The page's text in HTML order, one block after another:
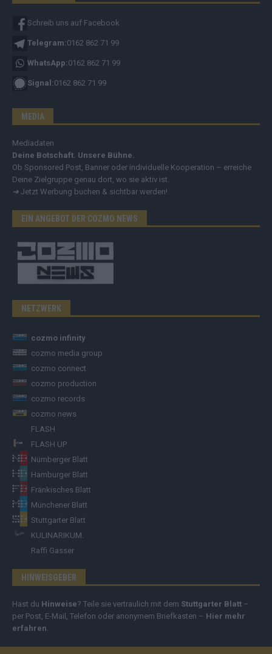
Schreib uns auf Facebook
Telegram:0162 862 71 99
WhatsApp:0162 862 71 99
Signal:0162 862 71 99
MEDIA
Mediadaten
Deine Botschaft. Unsere Bühne.
Ob Sponsored Post, Banner oder individuelle Kooperation – erreiche
Deine Zielgruppe genau dort, wo sie aktiv ist.
➔ Jetzt Werbung buchen & sichtbar werden!
EIN ANGEBOT DER COZMO NEWS
NETZWERK
cozmo infinity
cozmo media group
cozmo connect
cozmo production
cozmo records
cozmo news
FLASH
FLASH UP
Nürnberger Blatt
Hamburger Blatt
Fränkisches Blatt
Münchener Blatt
Stuttgarter Blatt
KULINARIKUM.
Raffi Gasser
HINWEISGEBER
Hast du Hinweise? Teile sie vertraulich mit dem Stuttgarter Blatt –
per Post, E-Mail, Telefon oder anonymem Briefkasten – Hier mehr
erfahren.